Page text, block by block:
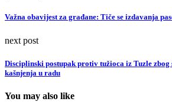
Važna obavijest za građane: Tiče se izdavanja
next post
Disciplinski postupak protiv tužioca iz Tuzle
kašnjenja u radu
You may also like